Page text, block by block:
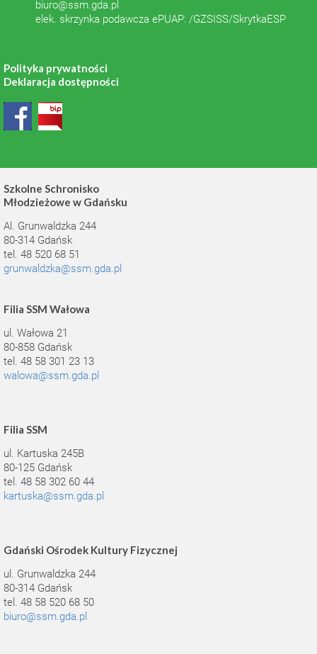
biuro@ssm.gda.pl
elek. skrzynka podawcza ePUAP: /GZSISS/SkrytkaESP
Polityka prywatności
Deklaracja dostępności
Szkolne Schronisko
Młodzieżowe w Gdańsku
Al. Grunwaldzka 244
80-314 Gdańsk
tel. 48 520 68 51
grunwaldzka@ssm.gda.pl
Filia SSM Wałowa
ul. Wałowa 21
80-858 Gdańsk
tel. 48 58 301 23 13
walowa@ssm.gda.pl
Filia SSM
ul. Kartuska 245B
80-125 Gdańsk
tel. 48 58 302 60 44
kartuska@ssm.gda.pl
Gdański Ośrodek Kultury Fizycznej
ul. Grunwaldzka 244
80-314 Gdańsk
tel. 48 58 520 68 50
biuro@ssm.gda.pl